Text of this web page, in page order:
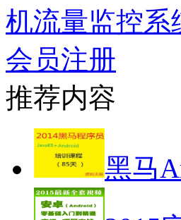
机流量监控系
会员注册
推荐内容
黑马